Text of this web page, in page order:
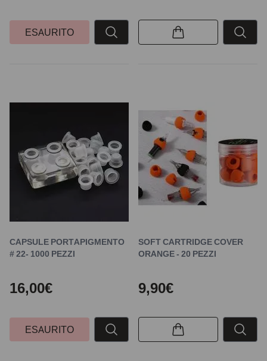
ESAURITO
CAPSULE PORTAPIGMENTO
# 22- 1000 PEZZI
16,00€
ESAURITO
SOFT CARTRIDGE COVER
ORANGE - 20 PEZZI
9,90€